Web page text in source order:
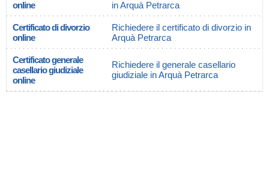
online
in Arquà Petrarca
Certificato di divorzio
online
Richiedere il certificato di divorzio in
Arquà Petrarca
Certificato generale
casellario giudiziale
online
Richiedere il generale casellario
giudiziale in Arquà Petrarca